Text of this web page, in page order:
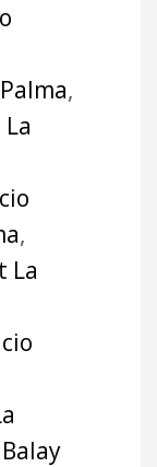
,
,
La